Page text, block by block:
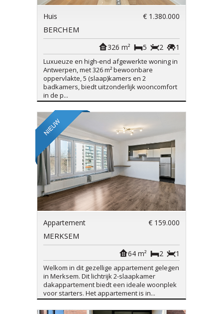
Huis € 1.380.000
BERCHEM
1
2
5
326 m²
Luxueuze en high-end afgewerkte woning in
Antwerpen, met 326 m² bewoonbare
oppervlakte, 5 (slaap)kamers en 2
badkamers, biedt uitzonderlijk wooncomfort
in de p...
Appartement € 159.000
MERKSEM
1
2
64 m²
Welkom in dit gezellige appartement gelegen
in Merksem. Dit lichtrijk 2-slaapkamer
dakappartement biedt een ideale woonplek
voor starters. Het appartement is in...